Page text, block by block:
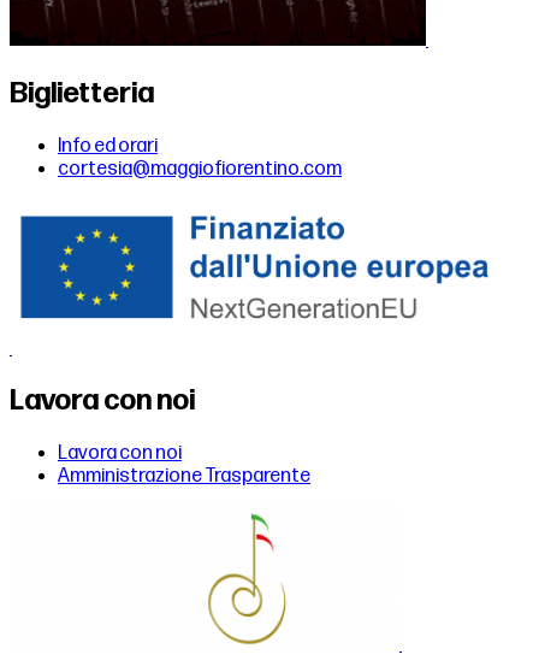
Biglietteria
Info ed orari
cortesia@maggiofiorentino.com
Lavora con noi
Lavora con noi
Amministrazione Trasparente